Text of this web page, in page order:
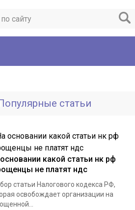
статьи
какой статьи нк рф
не платят ндс
статьи Налогового кодекса РФ,
освобождает организации на